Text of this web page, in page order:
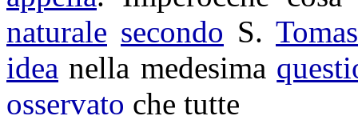
naturale secondo S.
idea nella medesima
osservato che tutte